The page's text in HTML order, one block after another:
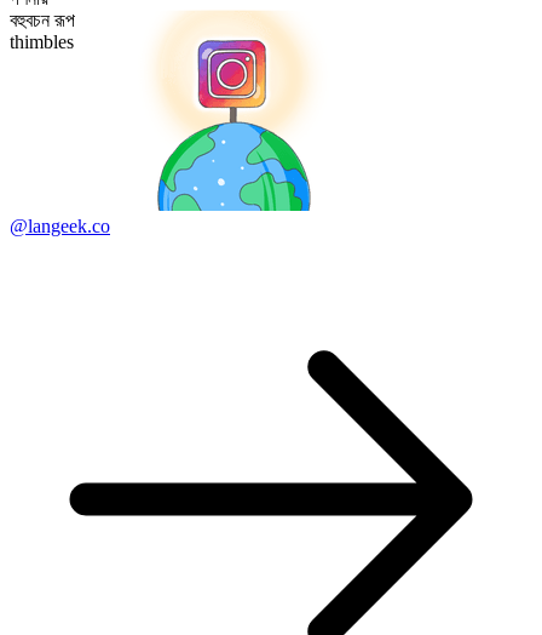
বহুবচন রূপ
thimbles
@langeek.co